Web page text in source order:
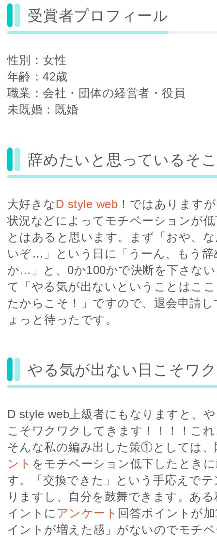
受賞者プロフィール
性別：女性
年齢：42歳
職業：会社・団体の経営者・役員
未既婚：既婚
辞めたいと思っているそ
大好きな D style web ！ではあります
状況などによってモチベーションが
とはあると思います。まず「おや、
いぞ…」という日に「うーん、もう
か…」と、0か100かで決断を下さな
て「やる気が出ないということはこ
たからこそ！」ですので、退会申請
ょっと待ったです。
やる気が出ない日こそワ
D style web上級者にもなりますと、
こそワクワクしてきます！！！！こ
そんな私の編み出した策①としては
ント をモチベーション低下したとき
す。「交換できた」という手応えで
りますし、自分を鼓舞できます。あ
イントに アンケート 回答ポイントが
イントが増えた感」がないのでモチ